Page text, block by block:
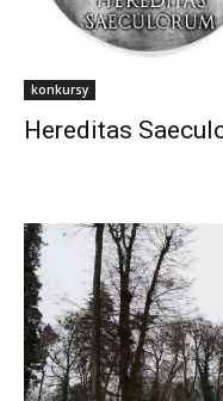
konkursy
Hereditas